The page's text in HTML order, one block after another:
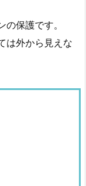
保護です。
は外から見えな